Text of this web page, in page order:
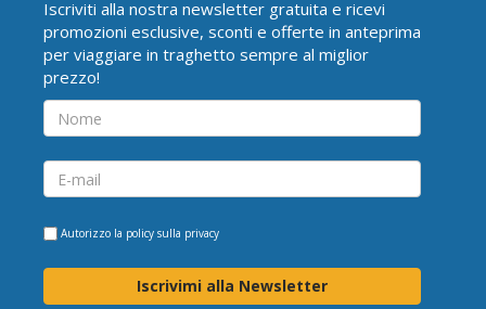
Iscriviti alla nostra newsletter gratuita e ricevi
promozioni esclusive, sconti e offerte in anteprima
per viaggiare in traghetto sempre al miglior
prezzo!
Autorizzo la policy sulla privacy
Iscrivimi alla Newsletter